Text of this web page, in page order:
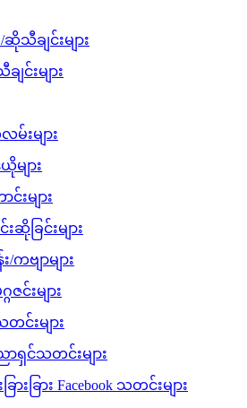
သီချင်းများ
င်းများ
းများ
ျား
းများ
ဆိုခြင်းများ
ဗျာများ
ဇင်းများ
င်းများ
ရှင်သတင်းများ
ားခြား Facebook သတင်းများ